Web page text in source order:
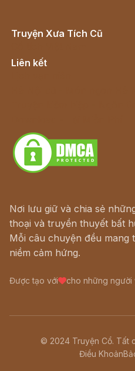
Truyện Xưa Tích Cũ
Liên kết
Nơi lưu giữ và chia sẻ
thoại và truyền thuyết bất
Mỗi câu chuyện đều mang
niềm cảm hứng.
Được tạo với cho những người
© 2024 Truyện Cổ. Tất
Điều Khoản